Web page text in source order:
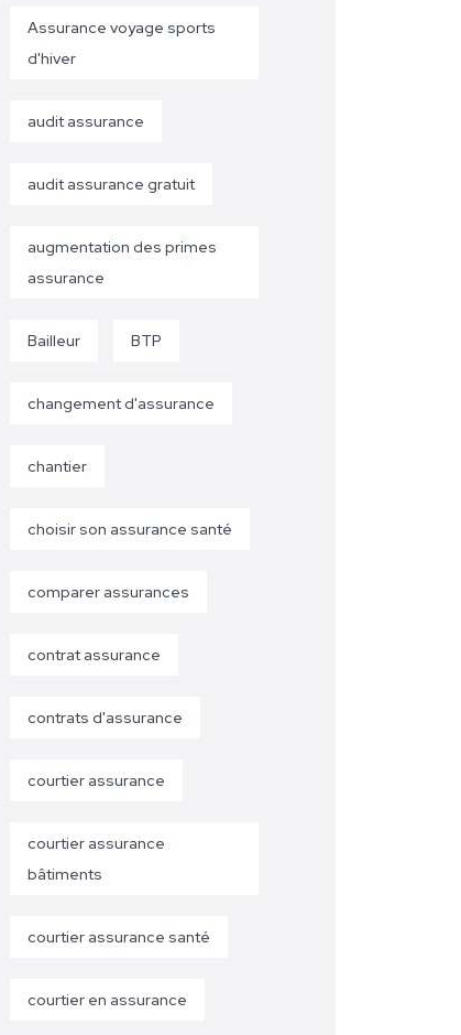
Assurance voyage sports
d'hiver
audit assurance
audit assurance gratuit
augmentation des primes
assurance
Bailleur BTP
changement d'assurance
chantier
choisir son assurance santé
comparer assurances
contrat assurance
contrats d'assurance
courtier assurance
courtier assurance
bâtiments
courtier assurance santé
courtier en assurance